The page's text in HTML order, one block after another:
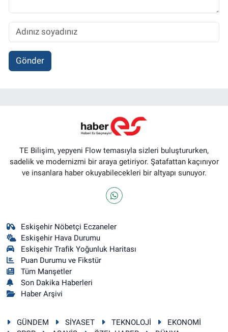
Gönder
TE Bilişim, yepyeni Flow temasıyla sizleri buluştururken,
sadelik ve modernizmi bir araya getiriyor. Şatafattan kaçınıyor
ve insanlara haber okuyabilecekleri bir altyapı sunuyor.
Eskişehir Nöbetçi Eczaneler
Eskişehir Hava Durumu
Eskişehir Trafik Yoğunluk Haritası
Puan Durumu ve Fikstür
Tüm Manşetler
Son Dakika Haberleri
Haber Arşivi
GÜNDEM SİYASET TEKNOLOJİ
EKONOMİ